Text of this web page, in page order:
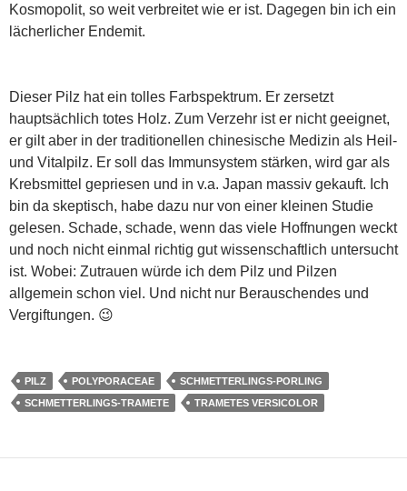
Kosmopolit, so weit verbreitet wie er ist. Dagegen bin ich ein
lächerlicher Endemit.
Dieser Pilz hat ein tolles Farbspektrum. Er zersetzt
hauptsächlich totes Holz. Zum Verzehr ist er nicht geeignet,
er gilt aber in der traditionellen chinesische Medizin als Heil-
und Vitalpilz. Er soll das Immunsystem stärken, wird gar als
Krebsmittel gepriesen und in v.a. Japan massiv gekauft. Ich
bin da skeptisch, habe dazu nur von einer kleinen Studie
gelesen. Schade, schade, wenn das viele Hoffnungen weckt
und noch nicht einmal richtig gut wissenschaftlich untersucht
ist. Wobei: Zutrauen würde ich dem Pilz und Pilzen
allgemein schon viel. Und nicht nur Berauschendes und
Vergiftungen. 😉
PILZ POLYPORACEAE
SCHMETTERLINGS-PORLING
SCHMETTERLINGS-TRAMETE
TRAMETES VERSICOLOR